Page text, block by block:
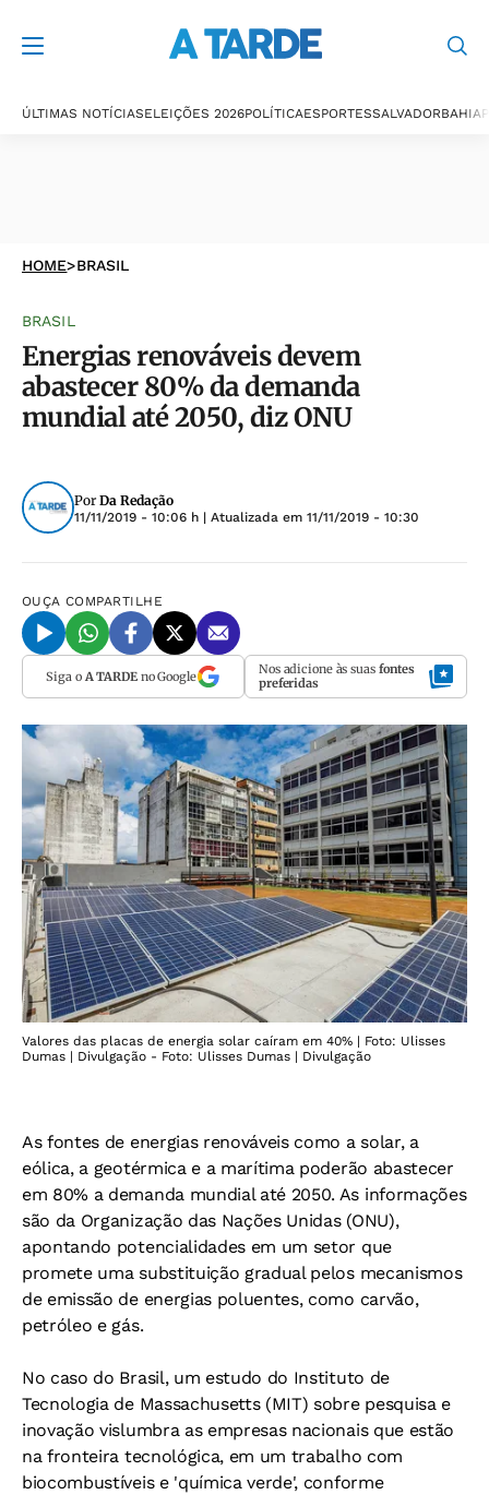
ÚLTIMAS NOTÍCIASELEIÇÕES 2026POLÍTICAESPORTESSALVADORBAHIA
HOME>BRASIL
BRASIL
Energias renováveis devem
abastecer 80% da demanda
mundial até 2050, diz ONU
Por Da Redação
11/11/2019 - 10:06 h | Atualizada em 11/11/2019 - 10:30
OUÇA COMPARTILHE
Siga o A TARDEno Google Nos adicione às suas fontes
preferidas
Valores das placas de energia solar caíram em 40% | Foto: Ulisses
Dumas | Divulgação - Foto: Ulisses Dumas | Divulgação
As fontes de energias renováveis como a solar, a
eólica, a geotérmica e a marítima poderão abastecer
em 80% a demanda mundial até 2050. As informações
são da Organização das Nações Unidas (ONU),
apontando potencialidades em um setor que
promete uma substituição gradual pelos mecanismos
de emissão de energias poluentes, como carvão,
petróleo e gás.
No caso do Brasil, um estudo do Instituto de
Tecnologia de Massachusetts (MIT) sobre pesquisa e
inovação vislumbra as empresas nacionais que estão
na fronteira tecnológica, em um trabalho com
biocombustíveis e 'química verde', conforme